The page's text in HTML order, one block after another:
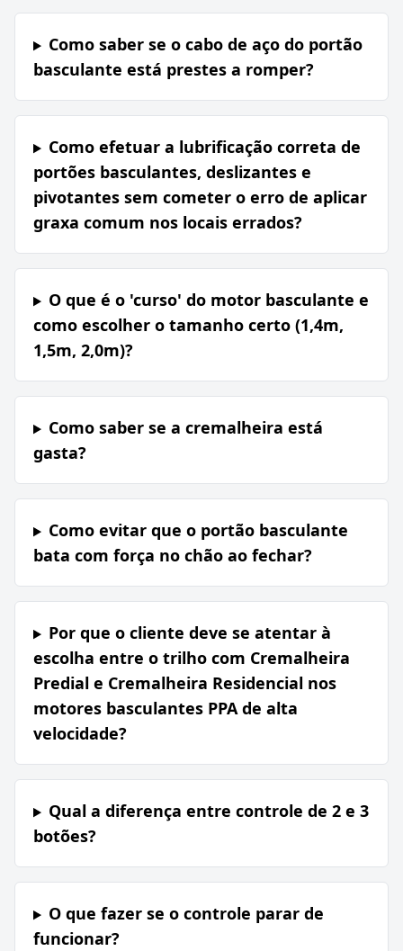
Como saber se o cabo de aço do portão
basculante está prestes a romper?
Como efetuar a lubrificação correta de
portões basculantes, deslizantes e
pivotantes sem cometer o erro de aplicar
graxa comum nos locais errados?
O que é o 'curso' do motor basculante e
como escolher o tamanho certo (1,4m,
1,5m, 2,0m)?
Como saber se a cremalheira está
gasta?
Como evitar que o portão basculante
bata com força no chão ao fechar?
Por que o cliente deve se atentar à
escolha entre o trilho com Cremalheira
Predial e Cremalheira Residencial nos
motores basculantes PPA de alta
velocidade?
Qual a diferença entre controle de 2 e 3
botões?
O que fazer se o controle parar de
funcionar?